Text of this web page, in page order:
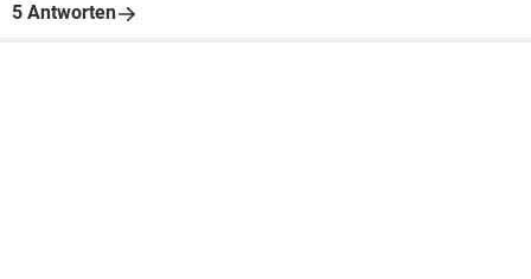
5 Antworten